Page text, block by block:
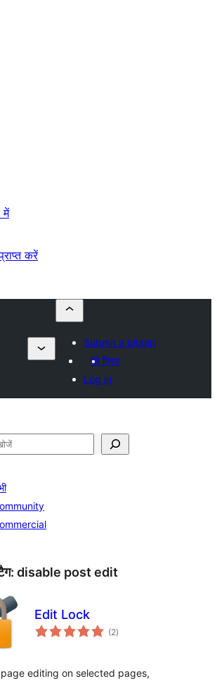
में
करें
Submit a plugin
मेरे प्रिय
Log in
disable post edit
Edit Lock
(2कुल
दर)
editing on selected pages,